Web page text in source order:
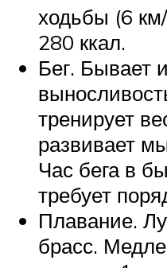
ходьбы (6
280 ккал.
Бег. Бывает
тренирует
развивает
Час бега в
требует
Плавание.
брасс.